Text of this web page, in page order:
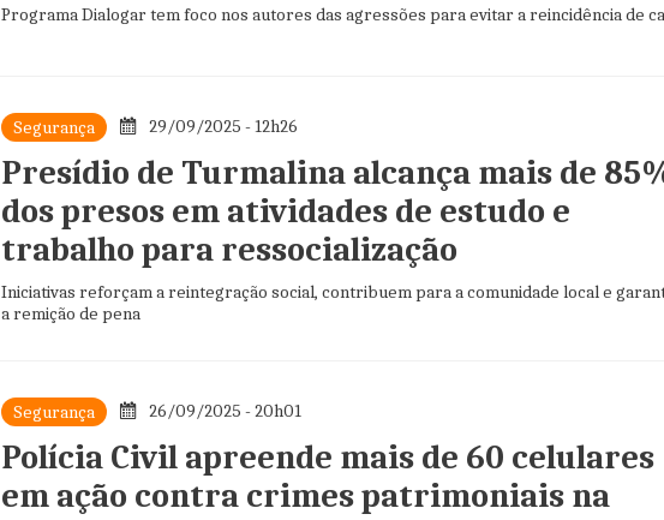
Programa Dialogar tem foco nos autores das agressões para evitar a reincidência de
Segurança 29/09/2025 - 12h26
Presídio de Turmalina alcança mais de
dos presos em atividades de estudo e
trabalho para ressocialização
Iniciativas reforçam a reintegração social, contribuem para a comunidade local e
a remição de pena
Segurança 26/09/2025 - 20h01
Polícia Civil apreende mais de 60 celulares
em ação contra crimes patrimoniais na